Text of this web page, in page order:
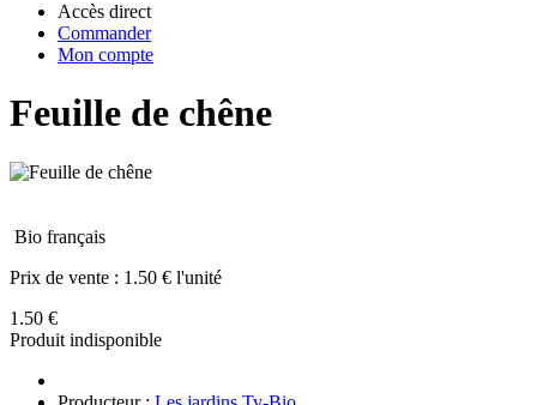
Accès direct
Commander
Mon compte
Feuille de chêne
Bio français
Prix de vente : 1.50 € l'unité
1.50 €
Produit indisponible